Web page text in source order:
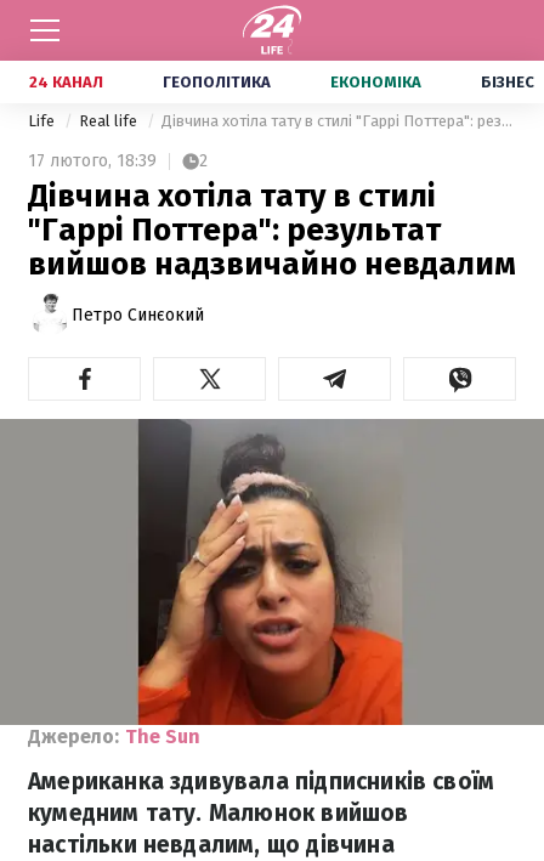
24 КАНАЛ ГЕОПОЛІТИКА ЕКОНОМІКА БІЗНЕС
Life Real life Дівчина хотіла тату в стилі "Гаррі Поттера": результат вийшов надзвичайно невдалим
17 лютого, 18:39 2
Дівчина хотіла тату в стилі
"Гаррі Поттера": результат
вийшов надзвичайно невдалим
Петро Синєокий
Джерело: The Sun
Американка здивувала підписників своїм
кумедним тату. Малюнок вийшов
настільки невдалим, що дівчина